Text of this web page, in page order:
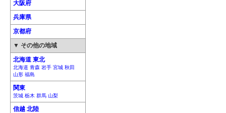
大阪府
兵庫県
京都府
▼ その他の地域
北海道 東北
北海道 青森 岩手 宮城 秋田
山形 福島
関東
茨城 栃木 群馬 山梨
信越 北陸